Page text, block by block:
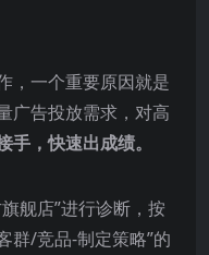
，一个重要原因就是
广告投放需求，对高
手，快速出成绩。
舰店”进行诊断，按
群/竞品-制定策略”的